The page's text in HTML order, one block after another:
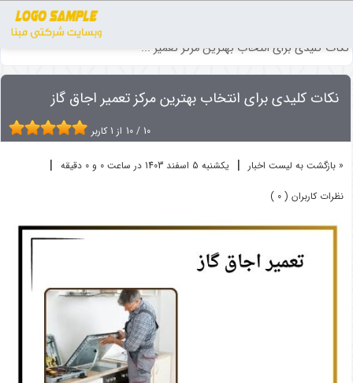
نکات کلیدی برای انتخاب بهترین مرکز تعمیر ...
نکات کلیدی برای انتخاب بهترین مرکز تعمیر اجاق گاز
10 / 10 از 1 کاربر
« بازگشت به لیست اخبار | یکشنبه 5 اسفند 1403 در ساعت 0 و 0 دقیقه |
نظرات کاربران ( 0 )